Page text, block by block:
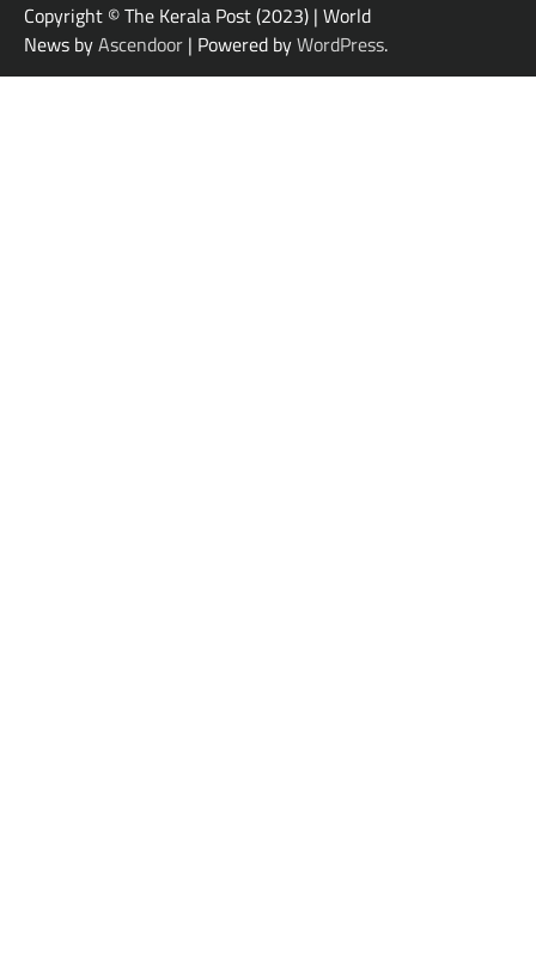
Copyright © The Kerala Post (2023) | World
News byAscendoor | Powered byWordPress.